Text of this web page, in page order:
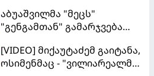
აბუაშვილმა "მეცს"
"გენგამთან" გამარჯვება
[VIDEO] მიქაუტაძემ გაიტანა,
ოსიმენმაც - "ვილიარეალმა"